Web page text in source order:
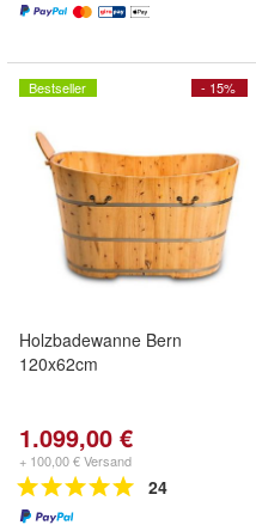
- 15%
Bestseller
Holzbadewanne Bern
120x62cm
1.099,00 €
+ 100,00 € Versand
24